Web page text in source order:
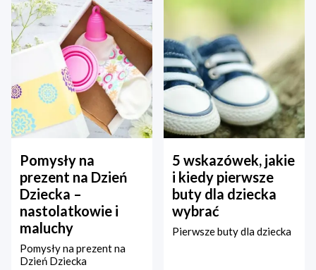
Pomysły na
prezent na Dzień
Dziecka –
nastolatkowie i
maluchy
Pomysły na prezent na
Dzień Dziecka
5 wskazówek, jakie
i kiedy pierwsze
buty dla dziecka
wybrać
Pierwsze buty dla dziecka